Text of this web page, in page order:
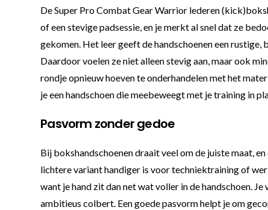
De Super Pro Combat Gear Warrior lederen
of een stevige padsessie, en je merkt al snel dat ze
gekomen. Het leer geeft de handschoenen een
Daardoor voelen ze niet alleen stevig aan, maar ook
rondje opnieuw hoeven te onderhandelen met het
je een handschoen die meebeweegt met je training in
Pasvorm zonder gedoe
Bij bokshandschoenen draait veel om de juiste maat,
lichtere variant handiger is voor techniektraining of
want je hand zit dan net wat voller in de handschoen.
ambitieus colbert. Een goede pasvorm helpt je om